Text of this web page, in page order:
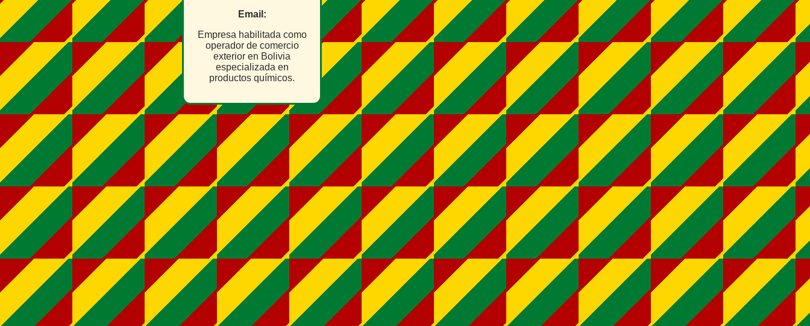
Email:
Empresa habilitada como
operador de comercio
exterior en Bolivia
especializada en
productos químicos.